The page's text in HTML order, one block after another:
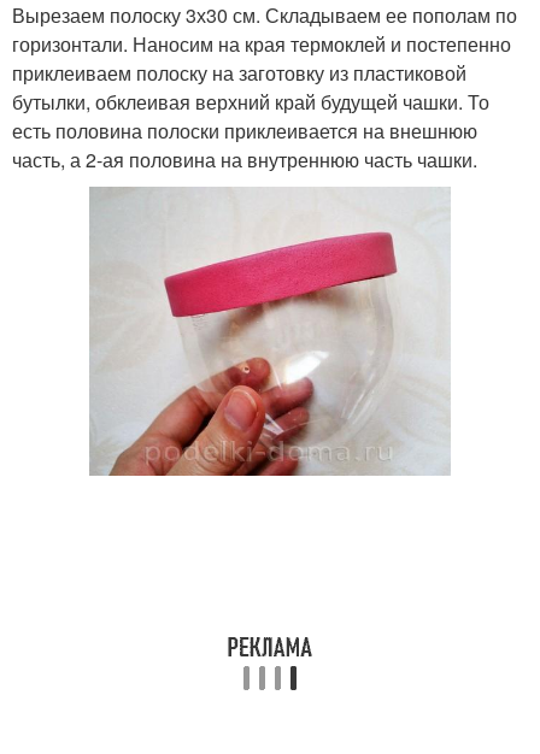
Вырезаем полоску 3х30 см. Складываем ее пополам по
горизонтали. Наносим на края термоклей и постепенно
приклеиваем полоску на заготовку из пластиковой
бутылки, обклеивая верхний край будущей чашки. То
есть половина полоски приклеивается на внешнюю
часть, а 2-ая половина на внутреннюю часть чашки.